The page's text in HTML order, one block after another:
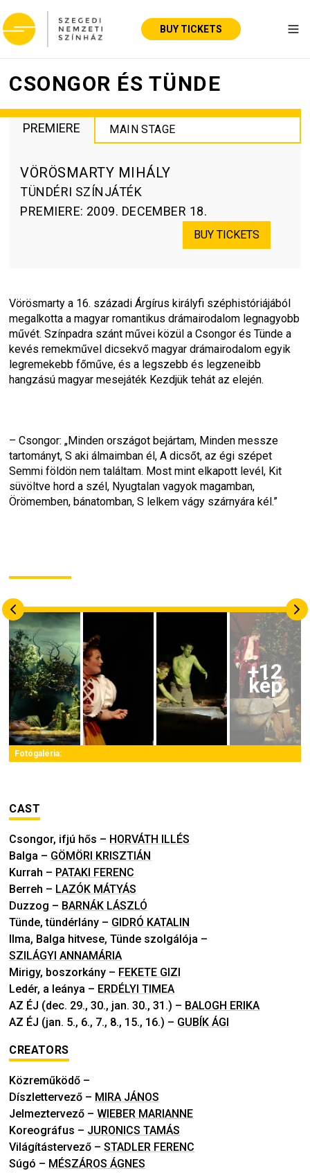
BUY TICKETS
CSONGOR ÉS TÜNDE
PREMIERE MAIN STAGE
VÖRÖSMARTY MIHÁLY
TÜNDÉRI SZÍNJÁTÉK
PREMIERE: 2009. DECEMBER 18.
BUY TICKETS
Vörösmarty a 16. századi Árgírus királyfi széphistóriájából
megalkotta a magyar romantikus drámairodalom legnagyobb
művét. Színpadra szánt művei közül a Csongor és Tünde a
kevés remekművel dicsekvő magyar drámairodalom egyik
legremekebb főműve, és a legszebb és legzeneibb
hangzású magyar mesejáték Kezdjük tehát az elején.
– Csongor: „Minden országot bejártam, Minden messze
tartományt, S aki álmaimban él, A dicsőt, az égi szépet
Semmi földön nem találtam. Most mint elkapott levél, Kit
süvöltve hord a szél, Nyugtalan vagyok magamban,
Örömemben, bánatomban, S lelkem vágy szárnyára kél.”
+12
kép
Fotógaléria:
CAST
Csongor, ifjú hős – HORVÁTH ILLÉS
Balga – GÖMÖRI KRISZTIÁN
Kurrah – PATAKI FERENC
Berreh – LAZÓK MÁTYÁS
Duzzog – BARNÁK LÁSZLÓ
Tünde, tündérlány – GIDRÓ KATALIN
Ilma, Balga hitvese, Tünde szolgálója –
SZILÁGYI ANNAMÁRIA
Mirigy, boszorkány – FEKETE GIZI
Ledér, a leánya – ERDÉLYI TIMEA
AZ ÉJ (dec. 29., 30., jan. 30., 31.) – BALOGH ERIKA
AZ ÉJ (jan. 5., 6., 7., 8., 15., 16.) – GUBÍK ÁGI
CREATORS
Közreműködő –
Díszlettervező – MIRA JÁNOS
Jelmeztervező –WIEBER MARIANNE
Koreográfus – JURONICS TAMÁS
Világítástervező –STADLER FERENC
Súgó – MÉSZÁROS ÁGNES